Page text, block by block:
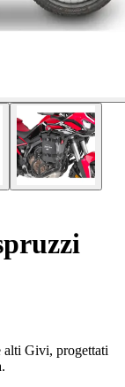
alti Givi, progettati